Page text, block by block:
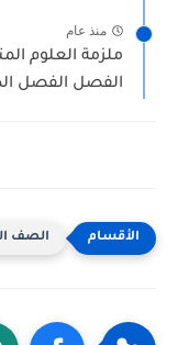
منذ عام
ملزمة العلوم
الفصل الفصل
الصف